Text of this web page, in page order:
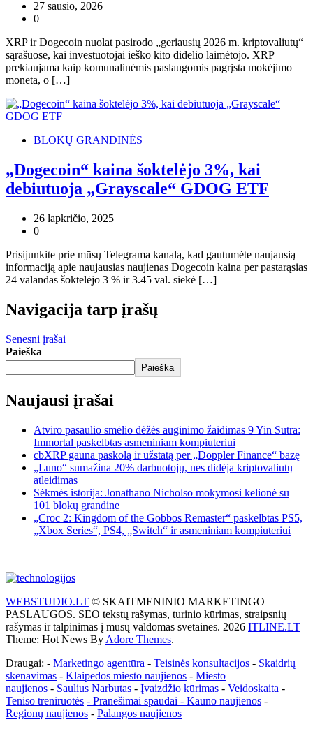
27 sausio, 2026
0
XRP ir Dogecoin nuolat pasirodo „geriausių 2026 m. kriptovaliutų“
sąrašuose, kai investuotojai ieško kito didelio laimėtojo. XRP
prekiaujama kaip komunalinėmis paslaugomis pagrįsta mokėjimo
moneta, o […]
BLOKŲ GRANDINĖS
„Dogecoin“ kaina šoktelėjo 3%, kai
debiutuoja „Grayscale“ GDOG ETF
26 lapkričio, 2025
0
Prisijunkite prie mūsų Telegrama kanalą, kad gautumėte naujausią
informaciją apie naujausias naujienas Dogecoin kaina per pastarąsias
24 valandas šoktelėjo 3 % ir 3.45 val. siekė […]
Navigacija tarp įrašų
Senesni įrašai
Paieška
Paieška
Naujausi įrašai
Atviro pasaulio smėlio dėžės auginimo žaidimas 9 Yin Sutra:
Immortal paskelbtas asmeniniam kompiuteriui
cbXRP gauna paskolą ir užstatą per „Doppler Finance“ bazę
„Luno“ sumažina 20% darbuotojų, nes didėja kriptovaliutų
atleidimas
Sėkmės istorija: Jonathano Nicholso mokymosi kelionė su
101 blokų grandine
„Croc 2: Kingdom of the Gobbos Remaster“ paskelbtas PS5,
„Xbox Series“, PS4, „Switch“ ir asmeniniam kompiuteriui
WEBSTUDIO.LT © SKAITMENINIO MARKETINGO
PASLAUGOS. SEO tekstų rašymas, turinio kūrimas, straipsnių
rašymas ir talpinimas į mūsų valdomas svetaines. 2026 ITLINE.LT
Theme: Hot News By Adore Themes.
Draugai: - Marketingo agentūra - Teisinės konsultacijos - Skaidrių
skenavimas - Klaipedos miesto naujienos - Miesto
naujienos - Saulius Narbutas - Įvaizdžio kūrimas - Veidoskaita -
Teniso treniruotės - Pranešimai spaudai - Kauno naujienos -
Regionų naujienos - Palangos naujienos